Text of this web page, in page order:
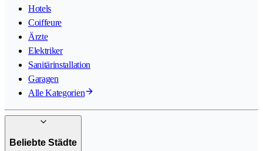
Hotels
Coiffeure
Ärzte
Elektriker
Sanitärinstallation
Garagen
Alle Kategorien
Beliebte Städte